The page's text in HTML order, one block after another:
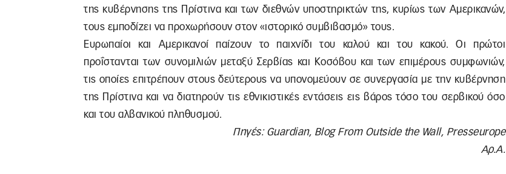
της κυβέρνησης της Πρίστινα και των διεθνών υποστηρικτών της, κυρίως των Αμερικανών,
τους εμποδίζει να προχωρήσουν στον «ιστορικό συμβιβασμό» τους.
Ευρωπαίοι και Αμερικανοί παίζουν το παιχνίδι του καλού και του κακού. Οι πρώτοι
προΐστανται των συνομιλιών μεταξύ Σερβίας και Κοσόβου και των επιμέρους συμφωνιών,
τις οποίες επιτρέπουν στους δεύτερους να υπονομεύουν σε συνεργασία με την κυβέρνηση
της Πρίστινα και να διατηρούν τις εθνικιστικές εντάσεις εις βάρος τόσο του σερβικού όσο
και του αλβανικού πληθυσμού.
Πηγές: Guardian, Blog From Outside the Wall, Presseurope
Αρ.Α.